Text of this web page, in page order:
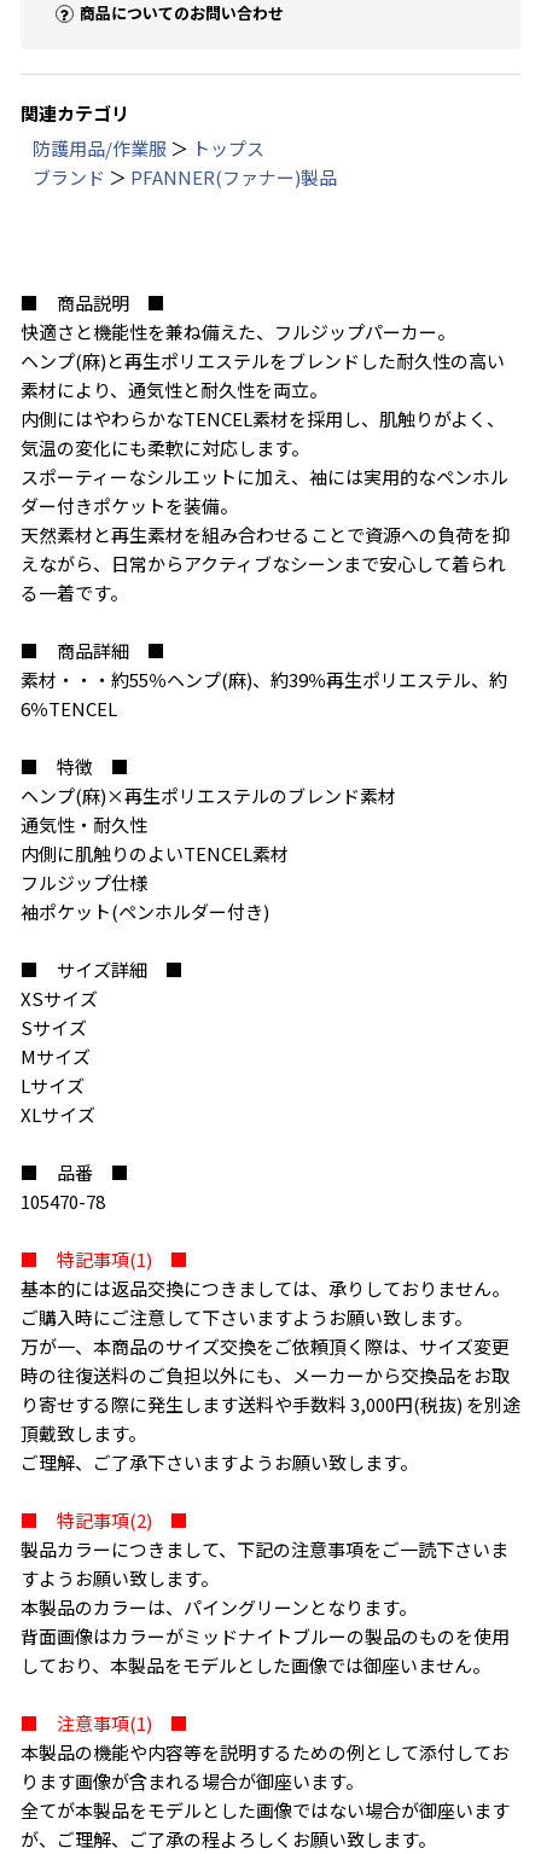
商品についてのお問い合わせ
関連カテゴリ
防護用品/作業服 ＞ トップス
ブランド ＞ PFANNER(ファナー)製品
■ 商品説明 ■
快適さと機能性を兼ね備えた、フルジップパーカー。
ヘンプ(麻)と再生ポリエステルをブレンドした耐久性の高い
素材により、通気性と耐久性を両立。
内側にはやわらかなTENCEL素材を採用し、肌触りがよく、
気温の変化にも柔軟に対応します。
スポーティーなシルエットに加え、袖には実用的なペンホル
ダー付きポケットを装備。
天然素材と再生素材を組み合わせることで資源への負荷を抑
えながら、日常からアクティブなシーンまで安心して着られ
る一着です。
■ 商品詳細 ■
素材・・・約55％ヘンプ(麻)、約39％再生ポリエステル、約
6％TENCEL
■ 特徴 ■
ヘンプ(麻)×再生ポリエステルのブレンド素材
通気性・耐久性
内側に肌触りのよいTENCEL素材
フルジップ仕様
袖ポケット(ペンホルダー付き)
■ サイズ詳細 ■
XSサイズ
Sサイズ
Mサイズ
Lサイズ
XLサイズ
■ 品番 ■
105470-78
■ 特記事項(1) ■
基本的には返品交換につきましては、承りしておりません。
ご購入時にご注意して下さいますようお願い致します。
万が一、本商品のサイズ交換をご依頼頂く際は、サイズ変更
時の往復送料のご負担以外にも、メーカーから交換品をお取
り寄せする際に発生します送料や手数料 3,000円(税抜) を別途
頂戴致します。
ご理解、ご了承下さいますようお願い致します。
■ 特記事項(2) ■
製品カラーにつきまして、下記の注意事項をご一読下さいま
すようお願い致します。
本製品のカラーは、パイングリーンとなります。
背面画像はカラーがミッドナイトブルーの製品のものを使用
しており、本製品をモデルとした画像では御座いません。
■ 注意事項(1) ■
本製品の機能や内容等を説明するための例として添付してお
ります画像が含まれる場合が御座います。
全てが本製品をモデルとした画像ではない場合が御座います
が、ご理解、ご了承の程よろしくお願い致します。